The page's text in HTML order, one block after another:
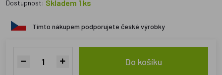
Dostupnost: Skladem 1 ks
Tímto nákupem podporujete české výrobky
Do košíku